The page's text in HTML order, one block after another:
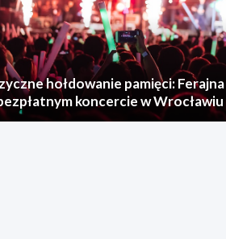
hołdowanie pamięci:
koncercie w Wrocławiu